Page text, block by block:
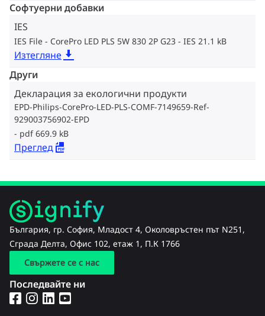
Софтуерни добавки
IES
IES File - CorePro LED PLS 5W 830 2P G23 IES 21.1 kB
Изтегляне
Други
Декларация за екологични продукти
EPD-Philips-CorePro-LED-PLS-COMF-7149659-Ref-
929003756902-EPD
pdf 669.9 kB
Преглед
България, гр. София, Младост 4, Околовръстен път N251,
Сграда Делта, Офис 102, етаж 1, П.К 1766
Свържете се с нас
Последвайте ни